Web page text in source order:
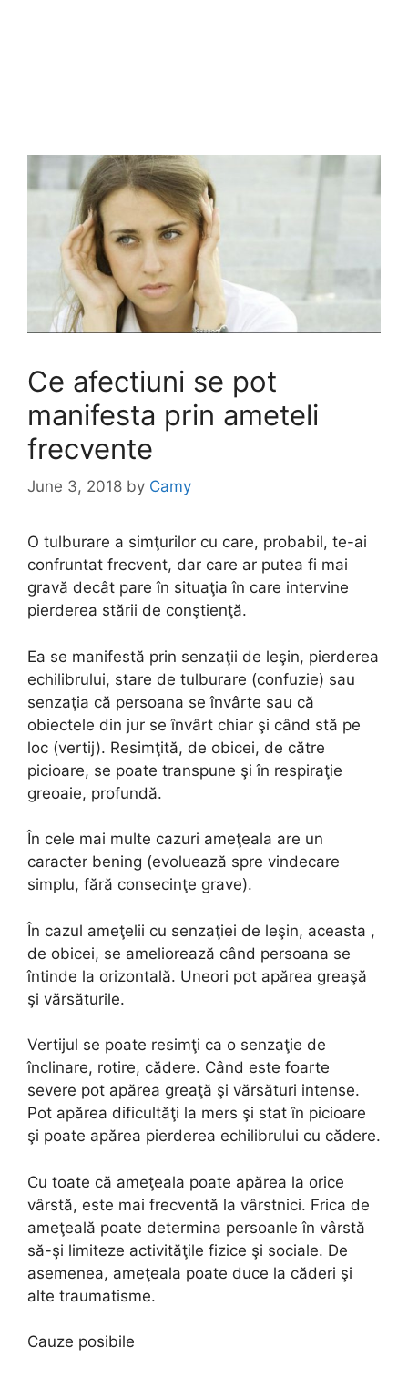
Ce afectiuni se pot
manifesta prin ameteli
frecvente
June 3, 2018 by Camy
O tulburare a simţurilor cu care, probabil, te-ai
confruntat frecvent, dar care ar putea fi mai
gravă decât pare în situaţia în care intervine
pierderea stării de conştienţă.
Ea se manifestă prin senzaţii de leşin, pierderea
echilibrului, stare de tulburare (confuzie) sau
senzaţia că persoana se învârte sau că
obiectele din jur se învârt chiar şi când stă pe
loc (vertij). Resimţită, de obicei, de către
picioare, se poate transpune şi în respiraţie
greoaie, profundă.
În cele mai multe cazuri ameţeala are un
caracter bening (evoluează spre vindecare
simplu, fără consecinţe grave).
În cazul ameţelii cu senzaţiei de leşin, aceasta ,
de obicei, se ameliorează când persoana se
întinde la orizontală. Uneori pot apărea greaşă
şi vărsăturile.
Vertijul se poate resimţi ca o senzaţie de
înclinare, rotire, cădere. Când este foarte
severe pot apărea greaţă şi vărsături intense.
Pot apărea dificultăţi la mers şi stat în picioare
şi poate apărea pierderea echilibrului cu cădere.
Cu toate că ameţeala poate apărea la orice
vârstă, este mai frecventă la vârstnici. Frica de
ameţeală poate determina persoanle în vârstă
să-şi limiteze activităţile fizice şi sociale. De
asemenea, ameţeala poate duce la căderi şi
alte traumatisme.
Cauze posibile